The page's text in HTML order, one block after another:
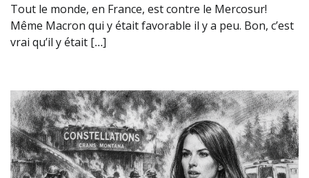
Tout le monde, en France, est contre le Mercosur!
Même Macron qui y était favorable il y a peu. Bon, c’est
vrai qu’il y était […]